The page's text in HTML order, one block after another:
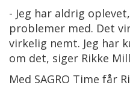
- Jeg har aldrig
problemer med. Det
virkelig nemt. Jeg har
om det, siger Rikke
Med SAGRO Time får